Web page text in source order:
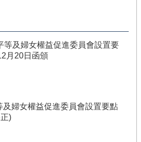
等及婦女權益促進委員會設置要
月20日函頒
及婦女權益促進委員會設置要點
)